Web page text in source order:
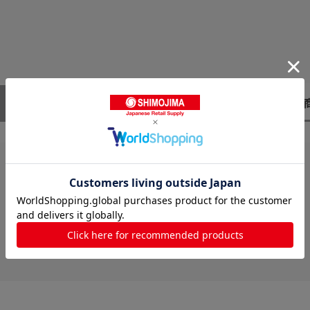
レビューはありません。